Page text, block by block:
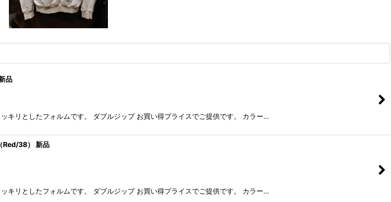
品
キリとしたフォルムです。 ダブルジップ お買い得プライスでご提供です。 カラー…
Red/38） 新品
キリとしたフォルムです。 ダブルジップ お買い得プライスでご提供です。 カラー…